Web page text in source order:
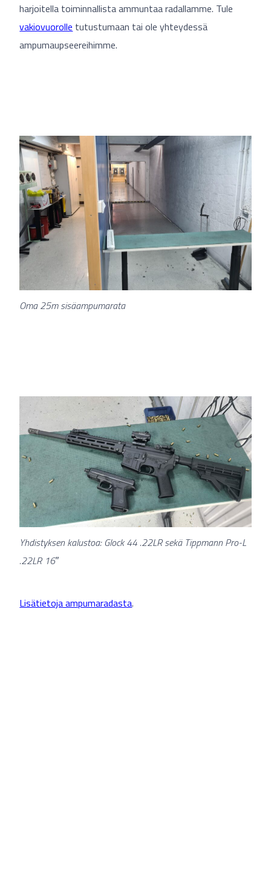
harjoitella toiminnallista ammuntaa radallamme. Tule
vakiovuorolle tutustumaan tai ole yhteydessä
ampumaupseereihimme.
Oma 25m sisäampumarata
Yhdistyksen kalustoa: Glock 44 .22LR sekä Tippmann Pro-L
.22LR 16″
Lisätietoja ampumaradasta.